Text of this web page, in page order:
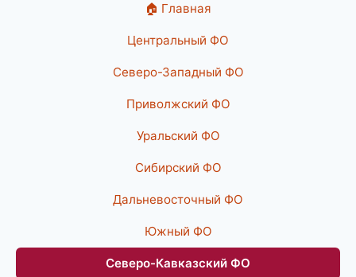
🏠 Главная
Центральный ФО
Северо-Западный ФО
Приволжский ФО
Уральский ФО
Сибирский ФО
Дальневосточный ФО
Южный ФО
Северо-Кавказский ФО